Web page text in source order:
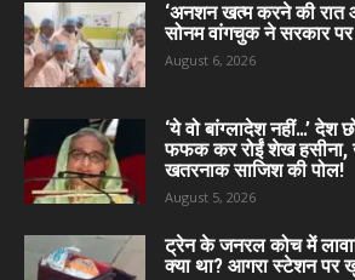
‘अनशन खत्म करने की रात
सोनम वांगचुक ने सरकार पर
August 6, 2026
‘ये वो बांग्लादेश नहीं…’ देश
फफक कर रोईं शेख हसीना,
खतरनाक साजिश की पोल!
August 5, 2026
ट्रेन के जनरल कोच में
क्या था? आगरा स्टेशन पर